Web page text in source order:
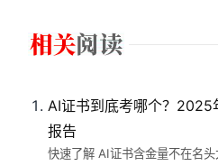
AI证书到底考哪个？2025
报告
快速了解 AI证书含金量不在名